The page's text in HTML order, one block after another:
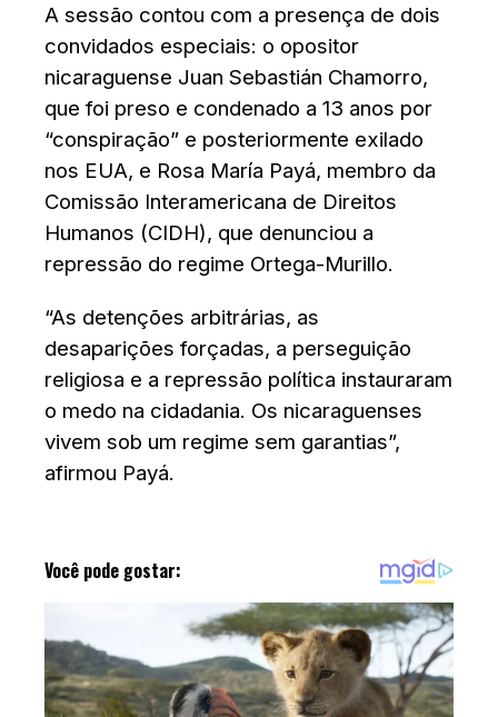
A sessão contou com a presença de dois
convidados especiais: o opositor
nicaraguense Juan Sebastián Chamorro,
que foi preso e condenado a 13 anos por
“conspiração” e posteriormente exilado
nos EUA, e Rosa María Payá, membro da
Comissão Interamericana de Direitos
Humanos (CIDH), que denunciou a
repressão do regime Ortega-Murillo.
“As detenções arbitrárias, as
desaparições forçadas, a perseguição
religiosa e a repressão política instauraram
o medo na cidadania. Os nicaraguenses
vivem sob um regime sem garantias”,
afirmou Payá.